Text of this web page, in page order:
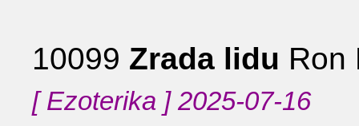
10099 Zrada lidu Ron
[ Ezoterika ] 2025-07-16